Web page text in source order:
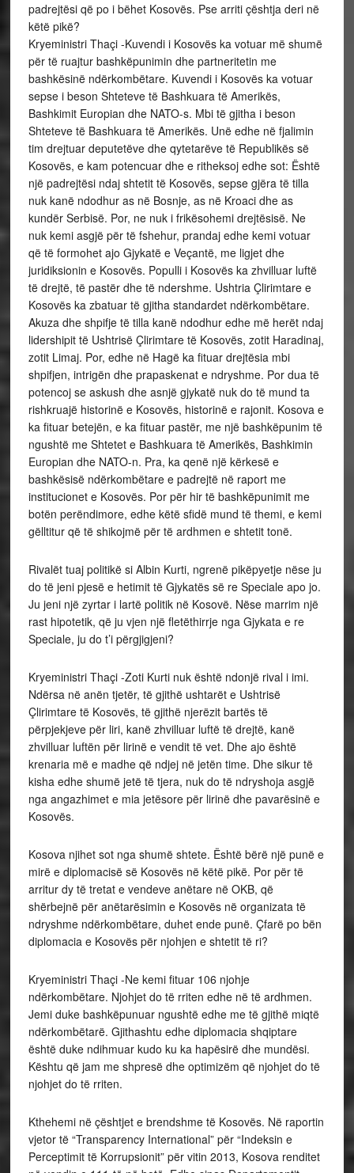
padrejtësi që po i bëhet Kosovës. Pse arriti çështja deri në
këtë pikë?
Kryeministri Thaçi -Kuvendi i Kosovës ka votuar më shumë
për të ruajtur bashkëpunimin dhe partneritetin me
bashkësinë ndërkombëtare. Kuvendi i Kosovës ka votuar
sepse i beson Shteteve të Bashkuara të Amerikës,
Bashkimit Europian dhe NATO-s. Mbi të gjitha i beson
Shteteve të Bashkuara të Amerikës. Unë edhe në fjalimin
tim drejtuar deputetëve dhe qytetarëve të Republikës së
Kosovës, e kam potencuar dhe e ritheksoj edhe sot: Është
një padrejtësi ndaj shtetit të Kosovës, sepse gjëra të tilla
nuk kanë ndodhur as në Bosnje, as në Kroaci dhe as
kundër Serbisë. Por, ne nuk i frikësohemi drejtësisë. Ne
nuk kemi asgjë për të fshehur, prandaj edhe kemi votuar
që të formohet ajo Gjykatë e Veçantë, me ligjet dhe
juridiksionin e Kosovës. Populli i Kosovës ka zhvilluar luftë
të drejtë, të pastër dhe të ndershme. Ushtria Çlirimtare e
Kosovës ka zbatuar të gjitha standardet ndërkombëtare.
Akuza dhe shpifje të tilla kanë ndodhur edhe më herët ndaj
lidershipit të Ushtrisë Çlirimtare të Kosovës, zotit Haradinaj,
zotit Limaj. Por, edhe në Hagë ka fituar drejtësia mbi
shpifjen, intrigën dhe prapaskenat e ndryshme. Por dua të
potencoj se askush dhe asnjë gjykatë nuk do të mund ta
rishkruajë historinë e Kosovës, historinë e rajonit. Kosova e
ka fituar betejën, e ka fituar pastër, me një bashkëpunim të
ngushtë me Shtetet e Bashkuara të Amerikës, Bashkimin
Europian dhe NATO-n. Pra, ka qenë një kërkesë e
bashkësisë ndërkombëtare e padrejtë në raport me
institucionet e Kosovës. Por për hir të bashkëpunimit me
botën perëndimore, edhe këtë sfidë mund të themi, e kemi
gëlltitur që të shikojmë për të ardhmen e shtetit tonë.
Rivalët tuaj politikë si Albin Kurti, ngrenë pikëpyetje nëse ju
do të jeni pjesë e hetimit të Gjykatës së re Speciale apo jo.
Ju jeni një zyrtar i lartë politik në Kosovë. Nëse marrim një
rast hipotetik, që ju vjen një fletëthirrje nga Gjykata e re
Speciale, ju do t’i përgjigjeni?
Kryeministri Thaçi -Zoti Kurti nuk është ndonjë rival i imi.
Ndërsa në anën tjetër, të gjithë ushtarët e Ushtrisë
Çlirimtare të Kosovës, të gjithë njerëzit bartës të
përpjekjeve për liri, kanë zhvilluar luftë të drejtë, kanë
zhvilluar luftën për lirinë e vendit të vet. Dhe ajo është
krenaria më e madhe që ndjej në jetën time. Dhe sikur të
kisha edhe shumë jetë të tjera, nuk do të ndryshoja asgjë
nga angazhimet e mia jetësore për lirinë dhe pavarësinë e
Kosovës.
Kosova njihet sot nga shumë shtete. Është bërë një punë e
mirë e diplomacisë së Kosovës në këtë pikë. Por për të
arritur dy të tretat e vendeve anëtare në OKB, që
shërbejnë për anëtarësimin e Kosovës në organizata të
ndryshme ndërkombëtare, duhet ende punë. Çfarë po bën
diplomacia e Kosovës për njohjen e shtetit të ri?
Kryeministri Thaçi -Ne kemi fituar 106 njohje
ndërkombëtare. Njohjet do të rriten edhe në të ardhmen.
Jemi duke bashkëpunuar ngushtë edhe me të gjithë miqtë
ndërkombëtarë. Gjithashtu edhe diplomacia shqiptare
është duke ndihmuar kudo ku ka hapësirë dhe mundësi.
Kështu që jam me shpresë dhe optimizëm që njohjet do të
njohjet do të rriten.
Kthehemi në çështjet e brendshme të Kosovës. Në raportin
vjetor të “Transparency International” për “Indeksin e
Perceptimit të Korrupsionit” për vitin 2013, Kosova renditet